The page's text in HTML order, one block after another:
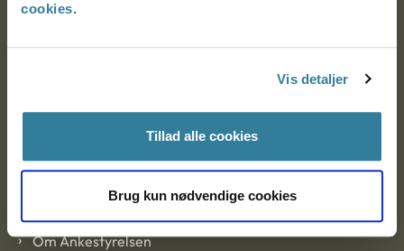
cookies.
Vis detaljer
Tillad alle cookies
Brug kun nødvendige cookies
EAN: 57 98 000 35 48 21
Om Ankestyrelsen
Om Ankestyrelsen